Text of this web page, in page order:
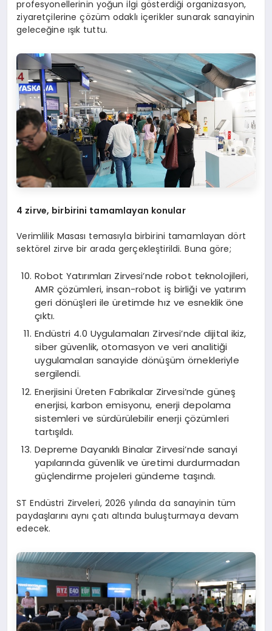
profesyonellerinin yoğun ilgi gösterdiği organizasyon,
ziyaretçilerine çözüm odaklı içerikler sunarak sanayinin
geleceğine ışık tuttu.
4 zirve, birbirini tamamlayan konular
Verimlilik Masası temasıyla birbirini tamamlayan dört
sektörel zirve bir arada gerçekleştirildi. Buna göre;
Robot Yatırımları Zirvesi’nde robot teknolojileri,
AMR çözümleri, insan-robot iş birliği ve yatırım
geri dönüşleri ile üretimde hız ve esneklik öne
çıktı.
Endüstri 4.0 Uygulamaları Zirvesi’nde dijital ikiz,
siber güvenlik, otomasyon ve veri analitiği
uygulamaları sanayide dönüşüm örnekleriyle
sergilendi.
Enerjisini Üreten Fabrikalar Zirvesi’nde güneş
enerjisi, karbon emisyonu, enerji depolama
sistemleri ve sürdürülebilir enerji çözümleri
tartışıldı.
Depreme Dayanıklı Binalar Zirvesi’nde sanayi
yapılarında güvenlik ve üretimi durdurmadan
güçlendirme projeleri gündeme taşındı.
ST Endüstri Zirveleri, 2026 yılında da sanayinin tüm
paydaşlarını aynı çatı altında buluşturmaya devam
edecek.